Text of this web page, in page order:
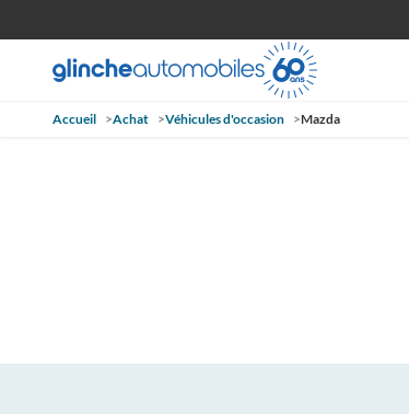
Accueil >Achat >Véhicules d'occasion >Mazda